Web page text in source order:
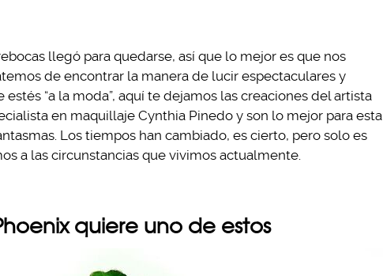
llegó para quedarse, así que lo mejor es que nos
de encontrar la manera de lucir espectaculares y
“a la moda”, aquí te dejamos las creaciones del artista
en maquillaje Cynthia Pinedo y son lo mejor para esta
Los tiempos han cambiado, es cierto, pero solo es
a las circunstancias que vivimos actualmente.
quiere uno de estos